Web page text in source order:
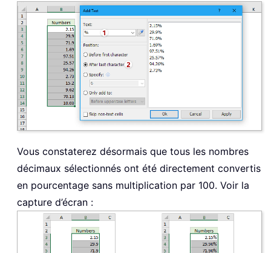
Vous constaterez désormais que tous les nombres
décimaux sélectionnés ont été directement convertis
en pourcentage sans multiplication par 100. Voir la
capture d’écran :